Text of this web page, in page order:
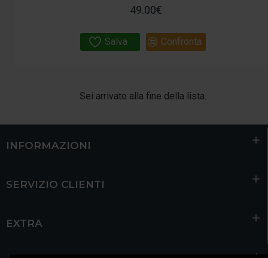
49.00€
Salva Confronta
Sei arrivato alla fine della lista.
INFORMAZIONI
SERVIZIO CLIENTI
EXTRA